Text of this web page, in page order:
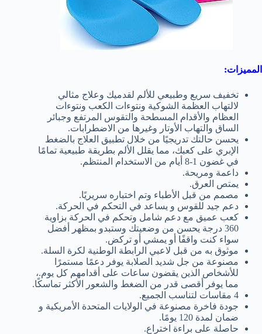
المميزات:
تخفيف سريع وطبيعي للألم لقدميك وعلاج مثالي
لالتهاب العظمة الشوكية ونتوءات الكعب ونتوءات
العظام والأقدام المسطحة والتقوس المرتفع وجبائر
الساق والتهاب الأوتار وغيرها من الاضطرابات.
يحسن حالتك تدريجيًا من خلال تطبيق العلاج بالضغط
الإبري على كعبك، مما يقلل الألم بطريقة طبيعية تمامًا
في غضون 1-8 أيام من الاستخدام المنتظم.
داعمة ومريحة.
يمتص العرق.
مصمم من قبل الأطباء وتم اختباره سريريًا.
دعم جيد للقوس و يساعد في التحكم في الحركة.
كعب عميق مع دعم شامل وتحكم في الحركة بزاوية
360 درجة يحسن من وضعيتك وستبدو بمظهر أفضل
سواء كنت واقفًا أو يمشي أو تركض.
موثوق به من قبل لاعبي الرابطة الوطنية لكرة السلة.
مصنوعة من جل شديد الصلابة يوفر دعمًا مستمرًا
للأشخاص الذين يقضون ساعات على أقدامهم كل يوم.،
مما يوفر أقصى قدر من الضغط والشعور الأكثر تماسكًا.
4 مقاسات لتناسب الجميع.
جودة فاخرة مصنوعة في الولايات المتحدة الأمريكية و
ضمان لمدة 120 يومًا.
حاصلة على براءة اختراع.